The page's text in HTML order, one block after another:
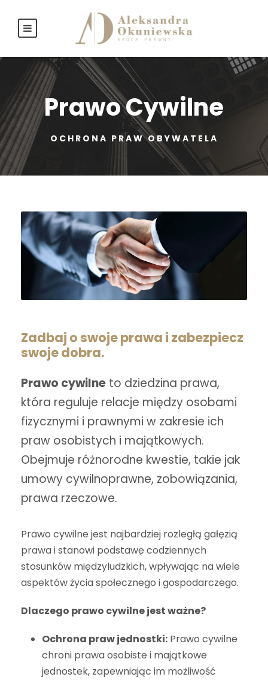
Prawo Cywilne
OCHRONA PRAW OBYWATELA
Zadbaj o swoje prawa i zabezpiecz
swoje dobra.
Prawo cywilne to dziedzina prawa,
która reguluje relacje między osobami
fizycznymi i prawnymi w zakresie ich
praw osobistych i majątkowych.
Obejmuje różnorodne kwestie, takie jak
umowy cywilnoprawne, zobowiązania,
prawa rzeczowe.
Prawo cywilne jest najbardziej rozległą gałęzią
prawa i stanowi podstawę codziennych
stosunków międzyludzkich, wpływając na wiele
aspektów życia społecznego i gospodarczego.
Dlaczego prawo cywilne jest ważne?
Ochrona praw jednostki: Prawo cywilne
chroni prawa osobiste i majątkowe
jednostek, zapewniając im możliwość